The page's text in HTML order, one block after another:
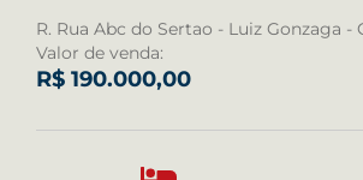
R. Rua Abc do Sertao - Luiz Gonzaga -
Valor de venda:
R$ 190.000,00